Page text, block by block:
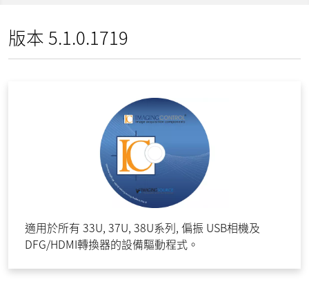
版本 5.1.0.1719
適用於所有 33U, 37U, 38U系列, 偏振 USB相機及
DFG/HDMI轉換器的設備驅動程式。